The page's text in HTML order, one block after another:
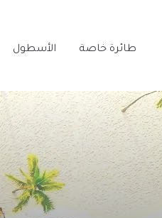
طائرة خاصة الأسطول